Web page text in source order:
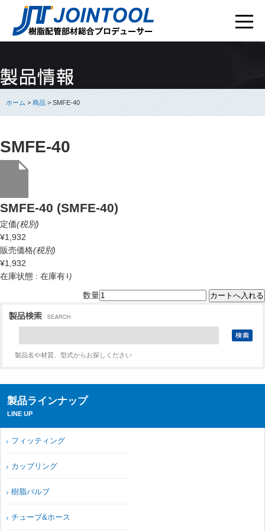
ホーム>商品> SMFE-40
SMFE-40
SMFE-40 (SMFE-40)
定価(税別)
¥1,932
販売価格(税別)
¥1,932
在庫状態 : 在庫有り
数量
製品名や材質、型式からお探しください
製品ラインナップ
LINE UP
フィッティング
カップリング
樹脂バルブ
チューブ&ホース